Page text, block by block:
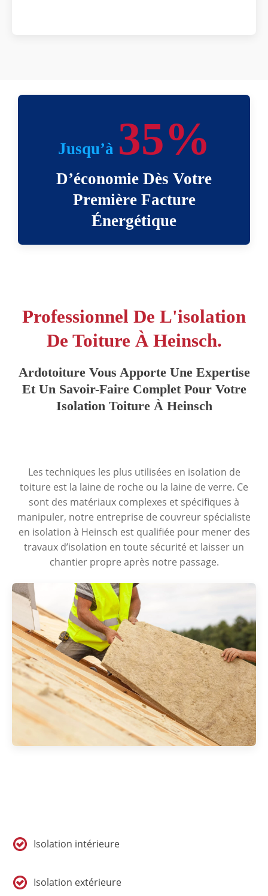
Jusqu’à 35%
D’économie Dès Votre
Première Facture
Énergétique
Professionnel De L'isolation
De Toiture À Heinsch.
Ardotoiture Vous Apporte Une Expertise
Et Un Savoir-Faire Complet Pour Votre
Isolation Toiture À Heinsch
Les techniques les plus utilisées en isolation de
toiture est la laine de roche ou la laine de verre. Ce
sont des matériaux complexes et spécifiques à
manipuler, notre entreprise de couvreur spécialiste
en isolation à Heinsch est qualifiée pour mener des
travaux d’isolation en toute sécurité et laisser un
chantier propre après notre passage.
Isolation intérieure
Isolation extérieure